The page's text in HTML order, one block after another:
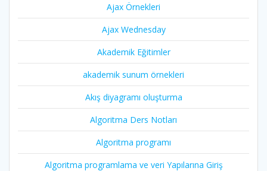
Ajax Örnekleri
Ajax Wednesday
Akademik Eğitimler
akademik sunum örnekleri
Akış diyagramı oluşturma
Algoritma Ders Notları
Algoritma programı
Algoritma programlama ve veri Yapılarına Giriş